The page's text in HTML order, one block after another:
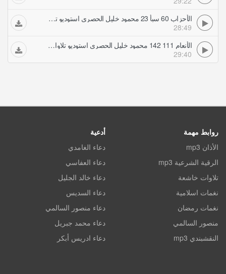
الأحزاب 60 سبأ 23 محمود خليل الحصري استوديو تلاوات مجودة
28:49
الأنعام 111 142 محمود خليل الحصري استوديو تلاوات مجودة
29:40
روابط مهمة
الأذان mp3
الرقية الشرعية mp3
تلاوات خاشعة
نغمات اسلامية
نغمات رمضان
منصور السالمي
النقشبندي mp3
أدعية
دعاء الغامدي
دعاء العفاسي
دعاء خالد الجليل
دعاء السديس
دعاء منصور السالمي
دعاء محمد جبريل
دعاء ادريس أبكر